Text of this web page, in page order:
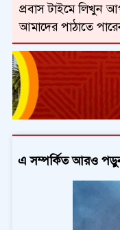
প্রবাস টাইমে লিখুন
আমাদের পাঠাতে
এ সম্পর্কিত আরও